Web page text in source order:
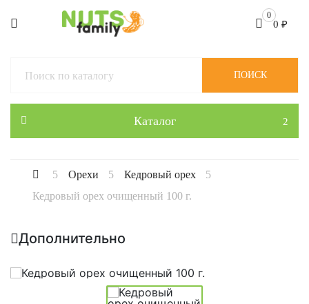
0
0 ₽
Каталог
ПОИСК
Орехи
Кедровый орех
Кедровый орех очищенный 100 г.
Дополнительно